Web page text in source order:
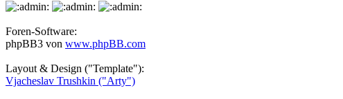
Foren-Software:
phpBB3 von www.phpBB.com
Layout & Design ("Template"):
Vjacheslav Trushkin ("Arty")